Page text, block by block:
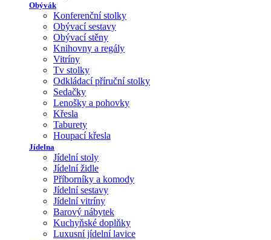
Obývák
Konferenční stolky
Obývací sestavy
Obývací stěny
Knihovny a regály
Vitríny
Tv stolky
Odkládací příruční stolky
Sedačky
Lenošky a pohovky
Křesla
Taburety
Houpací křesla
Jídelna
Jídelní stoly
Jídelní židle
Příborníky a komody
Jídelní sestavy
Jídelní vitríny
Barový nábytek
Kuchyňské doplňky
Luxusní jídelní lavice